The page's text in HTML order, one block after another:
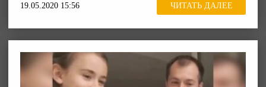
19.05.2020 15:56 ЧИТАТЬ ДАЛЕЕ